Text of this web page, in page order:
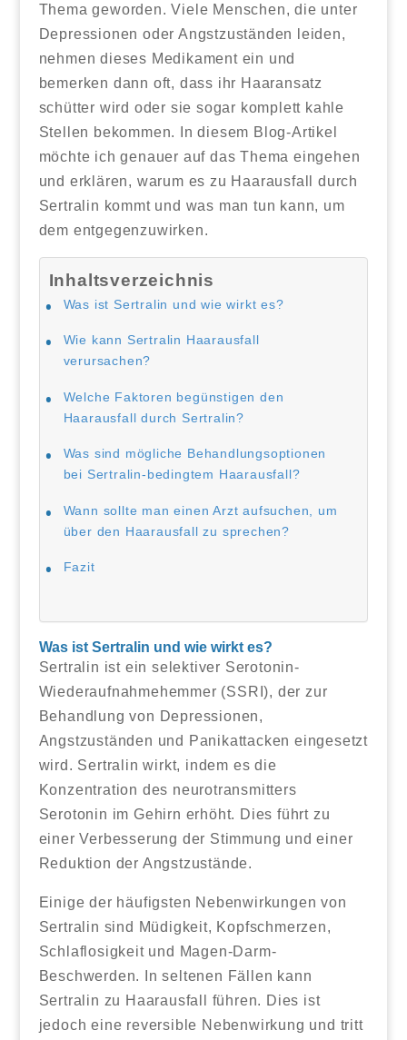
Thema geworden. Viele Menschen, die unter
Depressionen oder Angstzuständen leiden,
nehmen dieses Medikament ein und
bemerken dann oft, dass ihr Haaransatz
schütter wird oder sie sogar komplett kahle
Stellen bekommen. In diesem Blog-Artikel
möchte ich genauer auf das Thema eingehen
und erklären, warum es zu Haarausfall durch
Sertralin kommt und was man tun kann, um
dem entgegenzuwirken.
Inhaltsverzeichnis
Was ist Sertralin und wie wirkt es?
Wie kann Sertralin Haarausfall
verursachen?
Welche Faktoren begünstigen den
Haarausfall durch Sertralin?
Was sind mögliche Behandlungsoptionen
bei Sertralin-bedingtem Haarausfall?
Wann sollte man einen Arzt aufsuchen, um
über den Haarausfall zu sprechen?
Fazit
Was ist Sertralin und wie wirkt es?
Sertralin ist ein selektiver Serotonin-
Wiederaufnahmehemmer (SSRI), der zur
Behandlung von Depressionen,
Angstzuständen und Panikattacken eingesetzt
wird. Sertralin wirkt, indem es die
Konzentration des neurotransmitters
Serotonin im Gehirn erhöht. Dies führt zu
einer Verbesserung der Stimmung und einer
Reduktion der Angstzustände.
Einige der häufigsten Nebenwirkungen von
Sertralin sind Müdigkeit, Kopfschmerzen,
Schlaflosigkeit und Magen-Darm-
Beschwerden. In seltenen Fällen kann
Sertralin zu Haarausfall führen. Dies ist
jedoch eine reversible Nebenwirkung und tritt